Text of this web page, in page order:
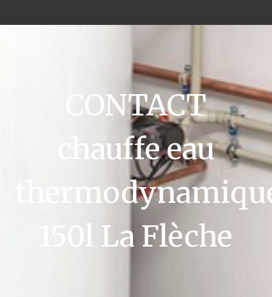
CONTACT
chauffe eau
150l La Flèche